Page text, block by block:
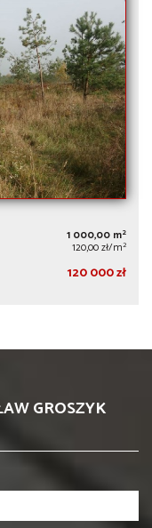
1 000,00 m2
120,00 zł/m2
120 000 zł
GROSZYK